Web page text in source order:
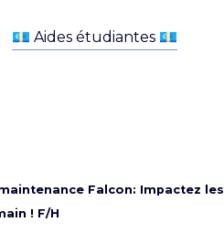
Falcon: Impactez les
! F/H